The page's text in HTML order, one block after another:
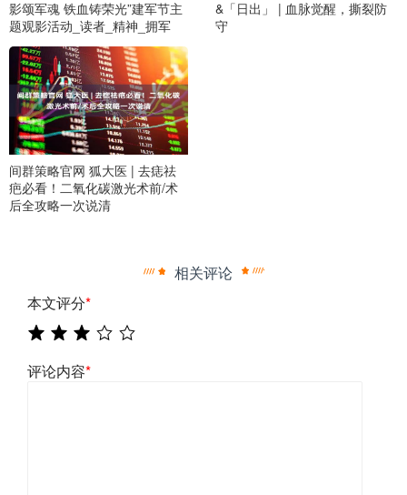
影颂军魂 铁血铸荣光”建军节主
题观影活动_读者_精神_拥军
&「日出」 | 血脉觉醒，撕裂防
守
间群策略官网 狐大医 | 去痣祛
疤必看！二氧化碳激光术前/术
后全攻略一次说清
相关评论
本文评分*
评论内容*